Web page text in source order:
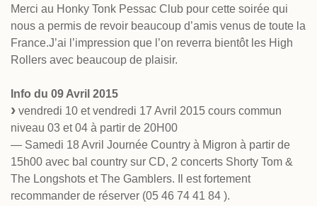
Merci au Honky Tonk Pessac Club pour cette soirée qui
nous a permis de revoir beaucoup d’amis venus de toute la
France.J’ai l’impression que l’on reverra bientôt les High
Rollers avec beaucoup de plaisir.
Info du 09 Avril 2015
vendredi 10 et vendredi 17 Avril 2015 cours commun
niveau 03 et 04 à partir de 20H00
— Samedi 18 Avril Journée Country à Migron à partir de
15h00 avec bal country sur CD, 2 concerts Shorty Tom &
The Longshots et The Gamblers. Il est fortement
recommander de réserver (05 46 74 41 84 ).